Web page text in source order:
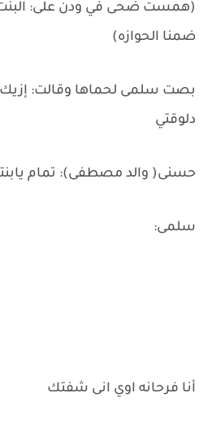
(همست ضحى في ودن على:
ضمنا الحوازه)
بصت سلمى لحماها وقالت: إزيك
دلوقتي
حسنى( والد مصطفى): تمام
سلمى:
أنا فرحانه اوي انى شفتك